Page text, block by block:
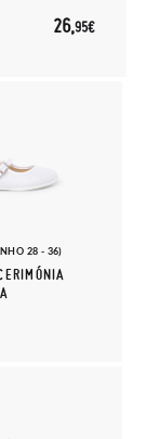
26,95€
28 - 36)